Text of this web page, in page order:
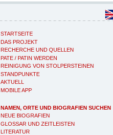
STARTSEITE
DAS PROJEKT
RECHERCHE UND QUELLEN
PATE / PATIN WERDEN
REINIGUNG VON STOLPERSTEINEN
STANDPUNKTE
AKTUELL
MOBILE APP
NAMEN, ORTE UND BIOGRAFIEN SUCHEN
NEUE BIOGRAFIEN
GLOSSAR UND ZEITLEISTEN
LITERATUR